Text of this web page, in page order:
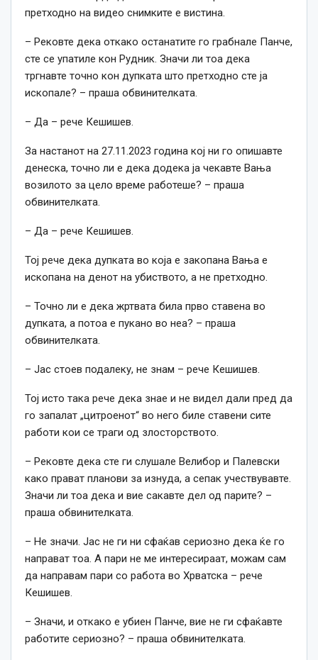
претходно на видео снимките е вистина.
– Рековте дека откако останатите го грабнале Панче,
сте се упатиле кон Рудник. Значи ли тоа дека
тргнавте точно кон дупката што претходно сте ја
ископале? – праша обвинителката.
– Да – рече Кешишев.
За настанот на 27.11.2023 година кој ни го опишавте
денеска, точно ли е дека додека ја чекавте Вања
возилото за цело време работеше? – праша
обвинителката.
– Да – рече Кешишев.
Тој рече дека дупката во која е закопана Вања е
ископана на денот на убиството, а не претходно.
– Точно ли е дека жртвата била прво ставена во
дупката, а потоа е пукано во неа? – праша
обвинителката.
– Јас стоев подалеку, не знам – рече Кешишев.
Тој исто така рече дека знае и не видел дали пред да
го запалат „цитроенот“ во него биле ставени сите
работи кои се траги од злосторството.
– Рековте дека сте ги слушале Велибор и Палевски
како прават планови за изнуда, а сепак учествувавте.
Значи ли тоа дека и вие сакавте дел од парите? –
праша обвинителката.
– Не значи. Јас не ги ни сфаќав сериозно дека ќе го
направат тоа. А пари не ме интересираат, можам сам
да направам пари со работа во Хрватска – рече
Кешишев.
– Значи, и откако е убиен Панче, вие не ги сфаќавте
работите сериозно? – праша обвинителката.